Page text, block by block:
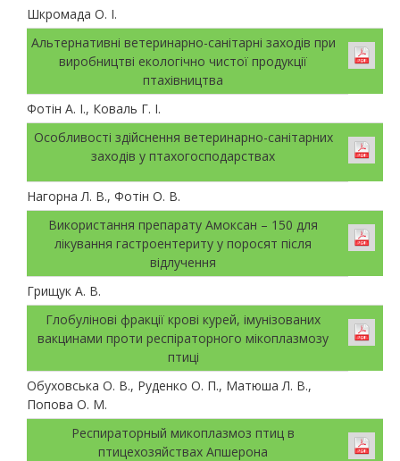
Шкромада О. І.
Альтернативні ветеринарно-санітарні заходів при
виробництві екологічно чистої продукції
птахівництва
Фотін А. І., Коваль Г. І.
Особливості здійснення ветеринарно-санітарних
заходів у птахогосподарствах
Нагорна Л. В., Фотін О. В.
Використання препарату Амоксан – 150 для
лікування гастроентериту у поросят після
відлучення
Грищук А. В.
Глобулінові фракції крові курей, імунізованих
вакцинами проти респіраторного мікоплазмозу
птиці
Обуховська О. В., Руденко О. П., Матюша Л. В.,
Попова О. М.
Респираторный микоплазмоз птиц в
птицехозяйствах Апшерона